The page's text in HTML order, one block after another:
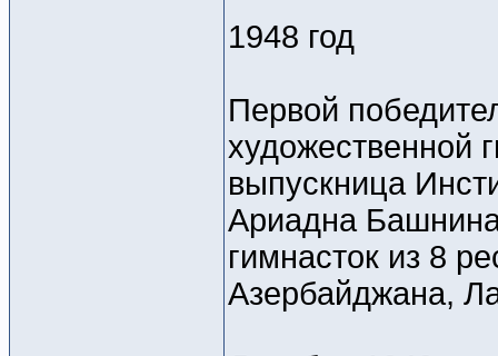
1948 год
Первой
художественной
выпускница
Ариадна
гимнасток из 8
Азербайджана,